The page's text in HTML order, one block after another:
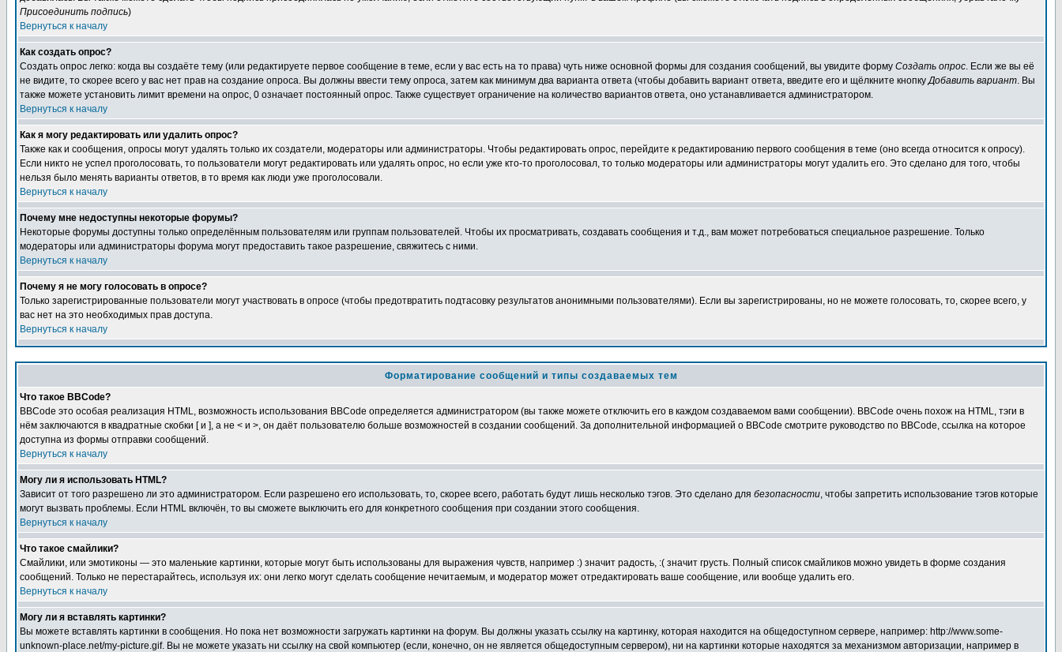
Присоединить подпись)
Вернуться к началу
Как создать опрос?
Создать опрос легко: когда вы создаёте тему (или редактируете первое сообщение в теме, если у вас есть на то права) чуть ниже основной формы для создания сообщений, вы увидите форму Создать опрос. Если же вы её
не видите, то скорее всего у вас нет прав на создание опроса. Вы должны ввести тему опроса, затем как минимум два варианта ответа (чтобы добавить вариант ответа, введите его и щёлкните кнопкуДобавить вариант. Вы
также можете установить лимит времени на опрос, 0 означает постоянный опрос. Также существует ограничение на количество вариантов ответа, оно устанавливается администратором.
Вернуться к началу
Как я могу редактировать или удалить опрос?
Также как и сообщения, опросы могут удалять только их создатели, модераторы или администраторы. Чтобы редактировать опрос, перейдите к редактированию первого сообщения в теме (оно всегда относится к опросу).
Если никто не успел проголосовать, то пользователи могут редактировать или удалять опрос, но если уже кто-то проголосовал, то только модераторы или администраторы могут удалить его. Это сделано для того, чтобы
нельзя было менять варианты ответов, в то время как люди уже проголосовали.
Вернуться к началу
Почему мне недоступны некоторые форумы?
Некоторые форумы доступны только определённым пользователям или группам пользователей. Чтобы их просматривать, создавать сообщения и т.д., вам может потребоваться специальное разрешение. Только
модераторы или администраторы форума могут предоставить такое разрешение, свяжитесь с ними.
Вернуться к началу
Почему я не могу голосовать в опросе?
Только зарегистрированные пользователи могут участвовать в опросе (чтобы предотвратить подтасовку результатов анонимными пользователями). Если вы зарегистрированы, но не можете голосовать, то, скорее всего, у
вас нет на это необходимых прав доступа.
Вернуться к началу
Форматирование сообщений и типы создаваемых тем
Что такое BBCode?
BBCode это особая реализация HTML, возможность использования BBCode определяется администратором (вы также можете отключить его в каждом создаваемом вами сообщении). BBCode очень похож на HTML, тэги в
нём заключаются в квадратные скобки [ и ], а не < и >, он даёт пользователю больше возможностей в создании сообщений. За дополнительной информацией о BBCode смотрите руководство по BBCode, ссылка на которое
доступна из формы отправки сообщений.
Вернуться к началу
Могу ли я использовать HTML?
Зависит от того разрешено ли это администратором. Если разрешено его использовать, то, скорее всего, работать будут лишь несколько тэгов. Это сделано для безопасности, чтобы запретить использование тэгов которые
могут вызвать проблемы. Если HTML включён, то вы сможете выключить его для конкретного сообщения при создании этого сообщения.
Вернуться к началу
Что такое смайлики?
Смайлики, или эмотиконы — это маленькие картинки, которые могут быть использованы для выражения чувств, например :) значит радость, :( значит грусть. Полный список смайликов можно увидеть в форме создания
сообщений. Только не перестарайтесь, используя их: они легко могут сделать сообщение нечитаемым, и модератор может отредактировать ваше сообщение, или вообще удалить его.
Вернуться к началу
Могу ли я вставлять картинки?
Вы можете вставлять картинки в сообщения. Но пока нет возможности загружать картинки на форум. Вы должны указать ссылку на картинку, которая находится на общедоступном сервере, например: http://www.some-
unknown-place.net/my-picture.gif. Вы не можете указать ни ссылку на свой компьютер (если, конечно, он не является общедоступным сервером), ни на картинки которые находятся за механизмом авторизации, например в